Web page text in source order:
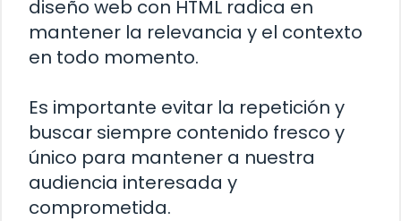
diseño web con HTML radica en
mantener la relevancia y el contexto
en todo momento.
Es importante evitar la repetición y
buscar siempre contenido fresco y
único para mantener a nuestra
audiencia interesada y
comprometida.